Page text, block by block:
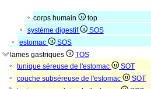
corps humain
top
système digestif
SOS
estomac
SOS
lames gastriques
TOS
tunique séreuse de l'estomac
SOT
couche subséreuse de l'estomac
SOT